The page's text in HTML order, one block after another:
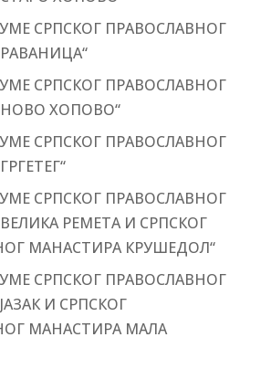
СРПСКОГ ПРАВОСЛАВНОГ
СРПСКОГ ПРАВОСЛАВНОГ
ХОПОВО“
СРПСКОГ ПРАВОСЛАВНОГ
СРПСКОГ ПРАВОСЛАВНОГ
РЕМЕТА И СРПСКОГ
МАНАСТИРА КРУШЕДОЛ“
СРПСКОГ ПРАВОСЛАВНОГ
И СРПСКОГ
МАНАСТИРА МАЛА